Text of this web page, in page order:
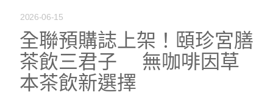
2026-06-15
全聯預購誌上架！頤珍宮膳
茶飲三君子 無咖啡因草
本茶飲新選擇